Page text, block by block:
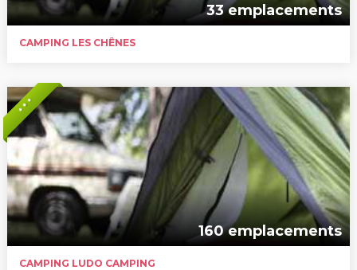
33 emplacements
CAMPING LES CHÊNES
* * *
160 emplacements
CAMPING LUDO CAMPING